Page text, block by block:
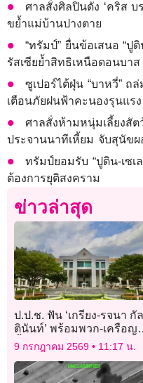
ศาลสั่งศิลปินดัง ‘คริส
ขย้ำแม่บ้านปางตาย
“ทรัมป์” ยื่นข้อเสนอ “ปู
รัสเซียย้ำสิทธิเหนือดอนบาส
ซูเปอร์ไต้ฝุ่น “บาหวี่” ถ
เตือนภัยฝนฟ้าคะนองรุนแรง
ศาลสั่งห้ามหนุ่มเลี้ยงสั
ประจานนาทีเหี้ยม จับสุนัข
ทรัมป์ยอมรับ “ปูติน-เซเ
ต้องการยุติสงคราม
ข่าวล่าสุด
ป.ป.ช. ฟัน ‘เกรียง-รจนา กั
ตินันท์’ พร้อมพวก-เครือญา
ฮั้วประมูลโครงการ 43.2
ล้าน ส่งสำนวนให้อัยการ
สูงสุดดำเนินคดี
9 กรกฎาคม 2569 11:17 น.